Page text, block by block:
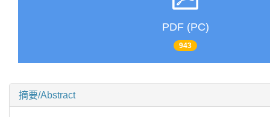
PDF (PC)
943
摘要/Abstract